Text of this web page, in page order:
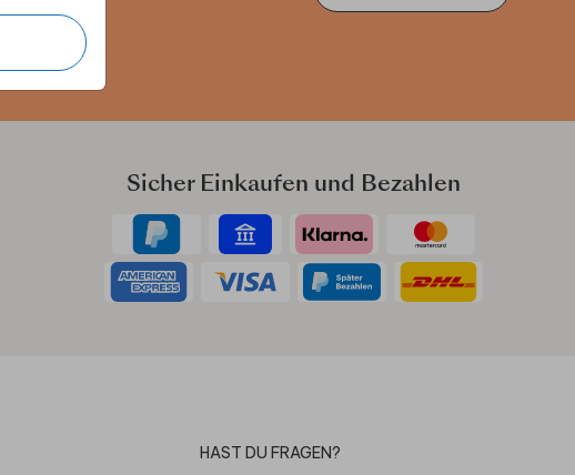
Sicher Einkaufen und Bezahlen
HAST DU FRAGEN?